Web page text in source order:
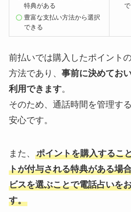
特典がある
豊富な支払い方法から選択
できる
前払いでは購入したポイント
方法であり、 事前に決めてお
利用できます。
そのため、通話時間を管理す
安心です。
また、 ポイントを購入するこ
トが付与される特典がある場
ビスを選ぶことで電話占いを
す。